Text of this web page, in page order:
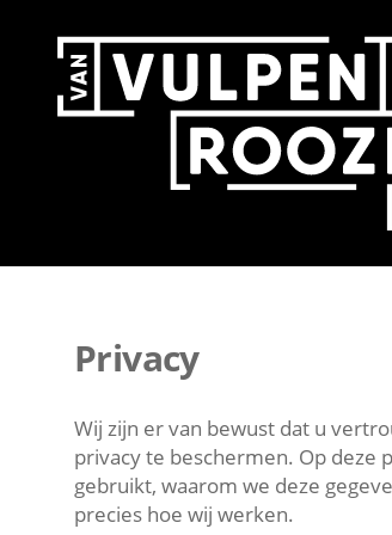
Privacy
Wij zijn er van bewust dat u
privacy te beschermen. Op deze
gebruikt, waarom we deze
precies hoe wij werken.